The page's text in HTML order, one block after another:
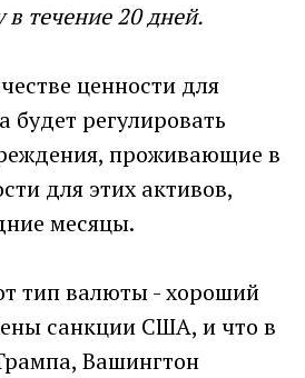
в течение 20 дней.
ценности для
регулировать
проживающие в
для этих активов,
месяцы.
тип валюты - хороший
санкции США, и что в
Вашингтон